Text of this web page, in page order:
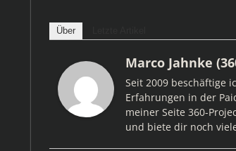
Über
Marco Jahnke
Seit 2009 beschäftige
Erfahrungen in der
meiner Seite 360-
und biete dir noch